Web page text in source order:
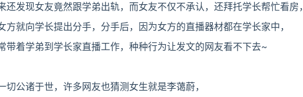
还发现女友竟然跟学弟出轨，而女友不仅不承认，还拜托学长帮忙看房，
方就向学长提出分手，分手后，因为女方的直播器材都在学长家中，
带着学弟到学长家直播工作，种种行为让发文的网友看不下去~
切公诸于世，许多网友也猜测女生就是李蔼蔚，